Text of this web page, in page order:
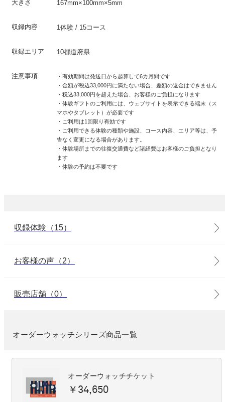
大きさ 167mm×100mm×5mm
収録内容 1体験 / 15コース
収録エリア 10都道府県
注意事項
・有効期間は発送日から起算して6カ月間です
・金額が税込33,000円に満たない場合、差額の返金はできません
・税込33,000円を超えた場合、お客様のご負担になります
・体験ギフトのご利用には、ウェブサイトを表示できる端末（ス
マホやタブレット）が必要です
・ご利用は1回限り有効です
・ご利用できる体験の種類や施設、コース内容、エリア等は、予
告なく変更になる場合があります。
・体験場所までの往復交通費など諸経費はお客様のご負担となり
ます
・体験の予約は不要です
収録体験（15）
お客様の声（2）
販売店舗（0）
オーダーウォッチシリーズ商品一覧
オーダーウォッチチケット
￥34,650